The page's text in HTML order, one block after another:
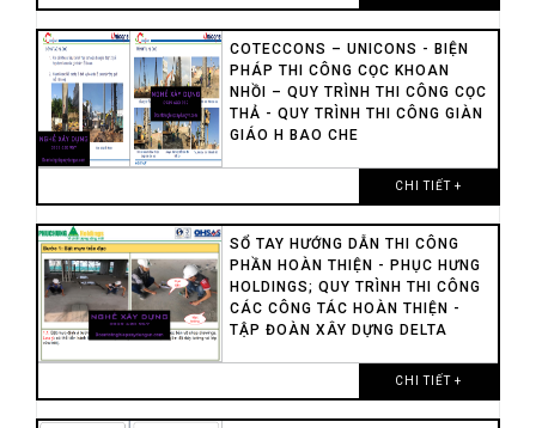
COTECCONS – UNICONS - BIỆN
PHÁP THI CÔNG CỌC KHOAN
NHỒI – QUY TRÌNH THI CÔNG CỌC
THẢ - QUY TRÌNH THI CÔNG GIÀN
GIÁO H BAO CHE
CHI TIẾT +
SỔ TAY HƯỚNG DẪN THI CÔNG
PHẦN HOÀN THIỆN - PHỤC HƯNG
HOLDINGS; QUY TRÌNH THI CÔNG
CÁC CÔNG TÁC HOÀN THIỆN -
TẬP ĐOÀN XÂY DỰNG DELTA
CHI TIẾT +